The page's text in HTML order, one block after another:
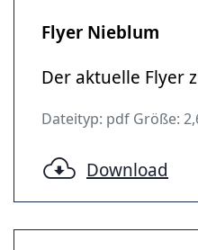
Flyer Nieblum
Der aktuelle Flyer
Dateityp: pdf Größe:
Download